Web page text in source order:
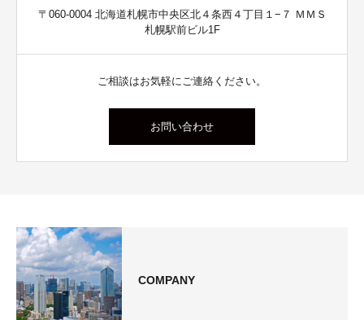
〒060-0004 北海道札幌市中央区北４条西４丁目１−７ ＭＭＳ
札幌駅前ビル1F
ご相談はお気軽にご連絡ください。
お問い合わせ
COMPANY